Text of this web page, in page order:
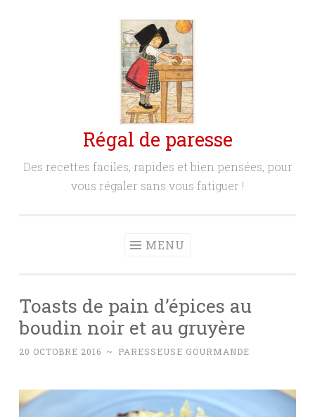
Régal de paresse
Des recettes faciles, rapides et bien pensées, pour
vous régaler sans vous fatiguer !
MENU
Toasts de pain d’épices au
boudin noir et au gruyère
20 OCTOBRE 2016 ~ PARESSEUSE GOURMANDE